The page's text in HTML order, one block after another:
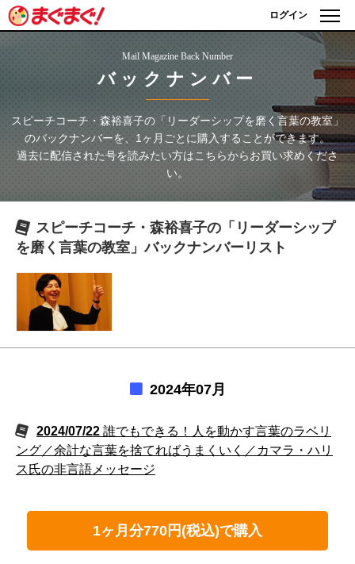
ログイン
Mail Magazine Back Number
バックナンバー
スピーチコーチ・森裕喜子の「リーダーシップを磨く言葉の教室」
のバックナンバーを、1ヶ月ごとに購入することができます。
過去に配信された号を読みたい方はこちらからお買い求めくださ
い。
スピーチコーチ・森裕喜子の「リーダーシップ
を磨く言葉の教室」バックナンバーリスト
2024年07月
2024/07/22 誰でもできる！人を動かす言葉のラベリ
ング／余計な言葉を捨てればうまくいく／カマラ・ハリ
ス氏の非言語メッセージ
1ヶ月分770円(税込)で購入